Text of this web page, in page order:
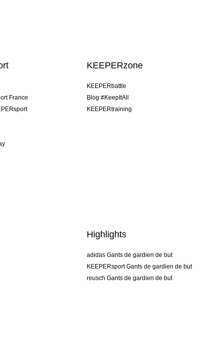
France
KEEPERzone
KEEPERbattle
Blog #KeepItAll
KEEPERtraining
Highlights
adidas Gants de gardien de but
KEEPERsport Gants de gardien de but
reusch Gants de gardien de but